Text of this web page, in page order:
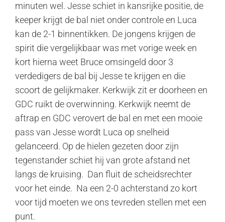
minuten wel. Jesse schiet in kansrijke positie, de
keeper krijgt de bal niet onder controle en Luca
kan de 2-1 binnentikken. De jongens krijgen de
spirit die vergelijkbaar was met vorige week en
kort hierna weet Bruce omsingeld door 3
verdedigers de bal bij Jesse te krijgen en die
scoort de gelijkmaker. Kerkwijk zit er doorheen en
GDC ruikt de overwinning. Kerkwijk neemt de
aftrap en GDC verovert de bal en met een mooie
pass van Jesse wordt Luca op snelheid
gelanceerd. Op de hielen gezeten door zijn
tegenstander schiet hij van grote afstand net
langs de kruising. Dan fluit de scheidsrechter
voor het einde. Na een 2-0 achterstand zo kort
voor tijd moeten we ons tevreden stellen met een
punt.